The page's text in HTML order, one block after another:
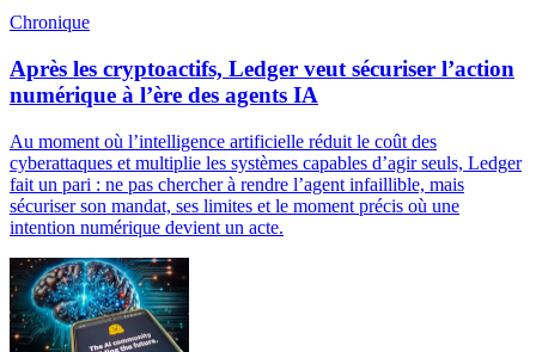
Chronique
Après les cryptoactifs, Ledger veut sécuriser l’action
numérique à l’ère des agents IA
Au moment où l’intelligence artificielle réduit le coût des
cyberattaques et multiplie les systèmes capables d’agir seuls, Ledger
fait un pari : ne pas chercher à rendre l’agent infaillible, mais
sécuriser son mandat, ses limites et le moment précis où une
intention numérique devient un acte.